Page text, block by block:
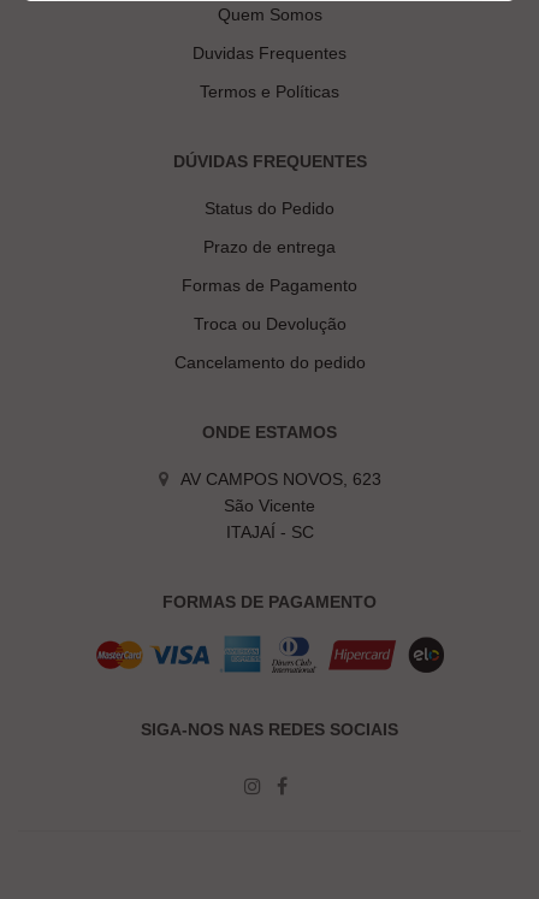
Quem Somos
Duvidas Frequentes
Termos e Políticas
DÚVIDAS FREQUENTES
Status do Pedido
Prazo de entrega
Formas de Pagamento
Troca ou Devolução
Cancelamento do pedido
ONDE ESTAMOS
AV CAMPOS NOVOS, 623
São Vicente
ITAJAÍ - SC
FORMAS DE PAGAMENTO
SIGA-NOS NAS REDES SOCIAIS